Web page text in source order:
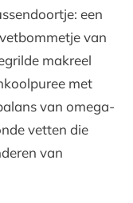
een
van
makreel
met
van omega-
vetten die
van